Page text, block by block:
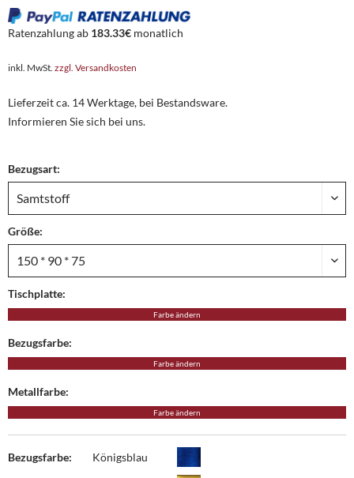
Ratenzahlung ab 183.33€ monatlich
inkl. MwSt. zzgl. Versandkosten
Lieferzeit ca. 14 Werktage, bei Bestandsware.
Informieren Sie sich bei uns.
Bezugsart:
Größe:
Tischplatte:
Farbe ändern
Bezugsfarbe:
Farbe ändern
Metallfarbe:
Farbe ändern
Bezugsfarbe: Königsblau